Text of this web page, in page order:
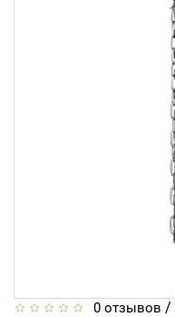
0 отзывов /